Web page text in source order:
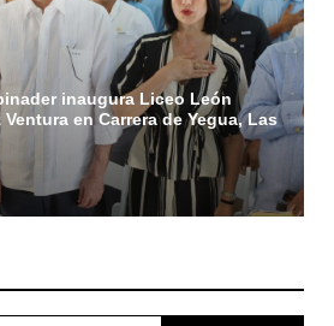
inaugura Liceo León
en Carrera de Yegua, Las